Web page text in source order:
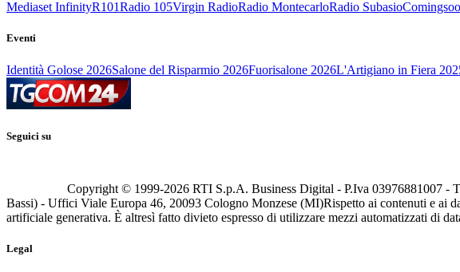
Mediaset InfinityR101Radio 105Virgin RadioRadio MontecarloRadio Subasio
Eventi
Identità Golose 2026Salone del Risparmio 2026Fuorisalone 2026L'Artigiano in Fiera
Seguici su
Copyright © 1999-2026 RTI S.p.A. Business Digital - P.Iva 03976881007 -
Bassi) - Uffici Viale Europa 46, 20093 Cologno Monzese (MI)Rispetto ai contenuti e ai
artificiale generativa. È altresì fatto divieto espresso di utilizzare mezzi automatizzati di
Legal